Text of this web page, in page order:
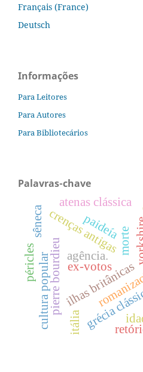
Français (France)
Deutsch
Informações
Para Leitores
Para Autores
Para Bibliotecários
Palavras-chave
ilhas britânicas
morte
crenças antigas
pierre bourdieu grécia
ex-votos
itália
agência.
paideía
atenas clássica
cultura popular
sêneca
péricles